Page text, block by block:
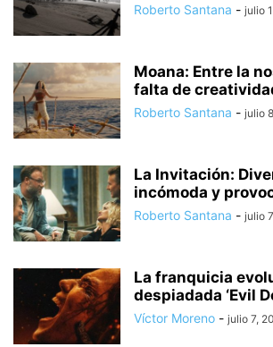
Roberto Santana - julio
Moana: Entre la
falta de
Roberto Santana - julio
La Invitación:
incómoda y
Roberto Santana - julio
La franquicia
despiadada ‘Evil
Víctor Moreno - julio 7,